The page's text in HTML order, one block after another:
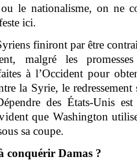
le nationalisme, on ne
ici.
finiront par être
malgré les
à l’Occident pour
la Syrie, le redressement
des États-Unis
que Washington
sa coupe.
conquérir Damas ?